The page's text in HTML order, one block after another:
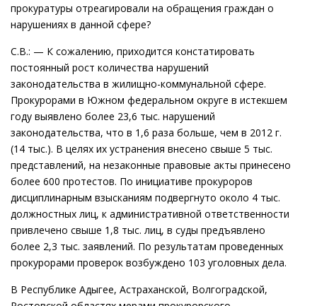
прокуратуры отреагировали на обращения граждан о
нарушениях в данной сфере?
С.В.: — К сожалению, приходится констатировать
постоянный рост количества нарушений
законодательства в жилищно-коммунальной сфере.
Прокурорами в Южном федеральном округе в истекшем
году выявлено более 23,6 тыс. нарушений
законодательства, что в 1,6 раза больше, чем в 2012 г.
(14 тыс.). В целях их устранения внесено свыше 5 тыс.
представлений, на незаконные правовые акты принесено
более 600 протестов. По инициативе прокуроров
дисциплинарным взысканиям подвергнуто около 4 тыс.
должностных лиц, к административной ответственности
привлечено свыше 1,8 тыс. лиц, в суды предъявлено
более 2,3 тыс. заявлений. По результатам проведенных
прокурорами проверок возбуждено 103 уголовных дела.
В Республике Адыгее, Астраханской, Волгоградской,